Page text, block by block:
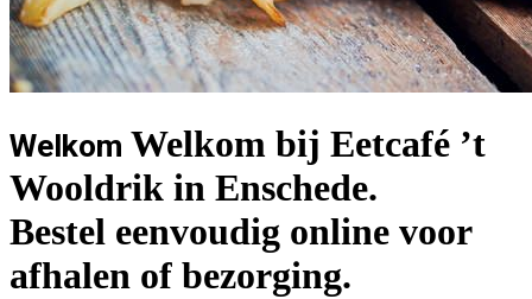
Welkom Welkom bij Eetcafé ’t
Wooldrik in Enschede.
Bestel eenvoudig online voor
afhalen of bezorging.